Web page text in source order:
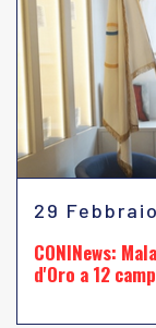
29
CONINews:
d'Oro a 12